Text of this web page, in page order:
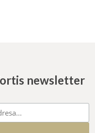
newsletter